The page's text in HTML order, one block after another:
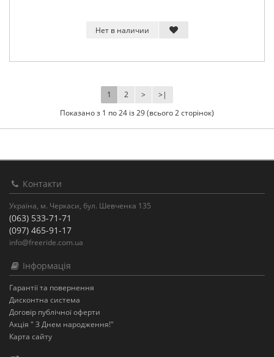
Нет в наличии
1 2 > >|
Показано з 1 по 24 із 29 (всього 2 сторінок)
Контакти
Україна, м. Черкаси, бул. Шевченка 135
(063) 533-71-71
(097) 465-91-17
info@freeride.com.ua
Інформація
Гарантії та повернення
Дисконтна система
Договір публічної оферти
Акція " З Днем народження!"
Карта сайту